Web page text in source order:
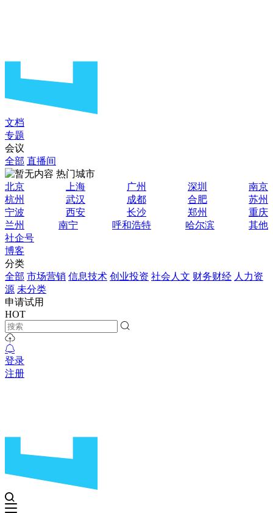
文档
专题
会议
全部 直播间
热门城市
北京
上海 广州 深圳
南京
杭州
武汉 成都 合肥
苏州
宁波
西安 长沙 郑州
重庆
兰州
南宁 呼和浩特 哈尔滨
其他
社企号
博客
分类
全部 市场营销 信息技术 创业投资 社会人文 财务财经 人力资
源 未分类
申请试用
HOT
登录
注册